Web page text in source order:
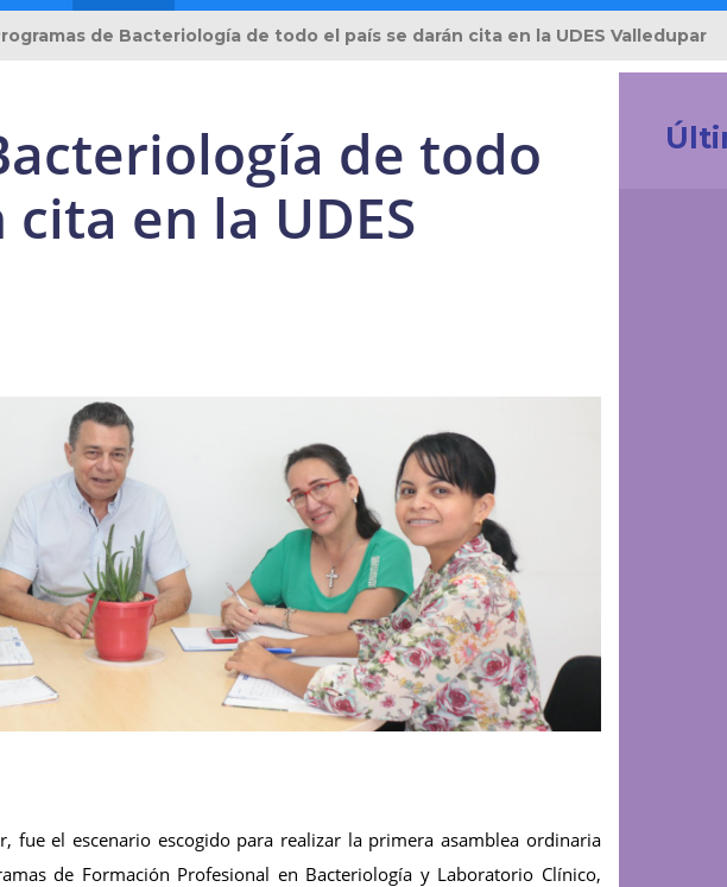
de Bacteriología de todo el país se darán cita en la UDES Valledupar
de todo
en la UDES
fue el escenario escogido para realizar la primera asamblea ordinaria
de Formación Profesional en Bacteriología y Laboratorio Clínico,